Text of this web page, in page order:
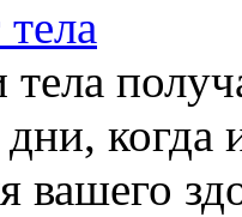
когда
вашего